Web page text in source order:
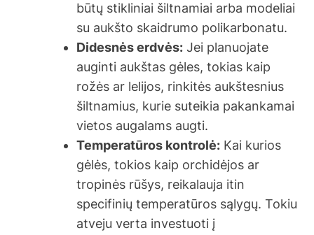
būtų stikliniai šiltnamiai arba modeliai
su aukšto skaidrumo polikarbonatu.
Didesnės erdvės: Jei planuojate
auginti aukštas gėles, tokias kaip
rožės ar lelijos, rinkitės aukštesnius
šiltnamius, kurie suteikia pakankamai
vietos augalams augti.
Temperatūros kontrolė: Kai kurios
gėlės, tokios kaip orchidėjos ar
tropinės rūšys, reikalauja itin
specifinių temperatūros sąlygų. Tokiu
atveju verta investuoti į